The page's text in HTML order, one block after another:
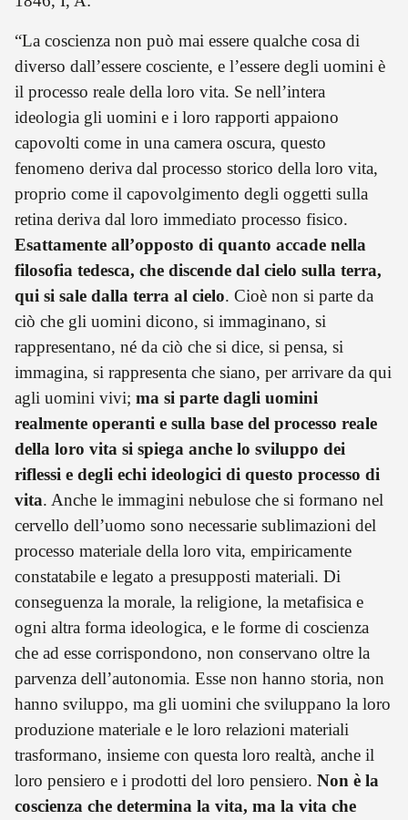
“La coscienza non può mai essere qualche cosa di
diverso dall’essere cosciente, e l’essere degli uomini è
il processo reale della loro vita. Se nell’intera
ideologia gli uomini e i loro rapporti appaiono
capovolti come in una camera oscura, questo
fenomeno deriva dal processo storico della loro vita,
proprio come il capovolgimento degli oggetti sulla
retina deriva dal loro immediato processo fisico.
Esattamente all’opposto di quanto accade nella
filosofia tedesca, che discende dal cielo sulla terra,
qui si sale dalla terra al cielo. Cioè non si parte da
ciò che gli uomini dicono, si immaginano, si
rappresentano, né da ciò che si dice, si pensa, si
immagina, si rappresenta che siano, per arrivare da qui
agli uomini vivi; ma si parte dagli uomini
realmente operanti e sulla base del processo reale
della loro vita si spiega anche lo sviluppo dei
riflessi e degli echi ideologici di questo processo di
vita. Anche le immagini nebulose che si formano nel
cervello dell’uomo sono necessarie sublimazioni del
processo materiale della loro vita, empiricamente
constatabile e legato a presupposti materiali. Di
conseguenza la morale, la religione, la metafisica e
ogni altra forma ideologica, e le forme di coscienza
che ad esse corrispondono, non conservano oltre la
parvenza dell’autonomia. Esse non hanno storia, non
hanno sviluppo, ma gli uomini che sviluppano la loro
produzione materiale e le loro relazioni materiali
trasformano, insieme con questa loro realtà, anche il
loro pensiero e i prodotti del loro pensiero. Non è la
coscienza che determina la vita, ma la vita che